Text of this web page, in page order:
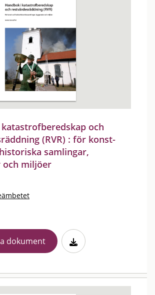
och
(RVR) : för konst-
samlingar,
och miljöer
dokument